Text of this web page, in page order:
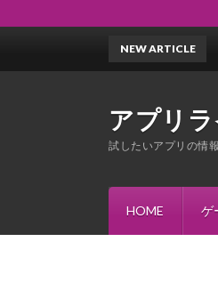
アプリ
試したいアプリの情
HOME ゲ
NEW ARTICLE
『オリエント・アルカディア』王道を抑